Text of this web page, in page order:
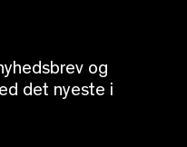
og
det nyeste i